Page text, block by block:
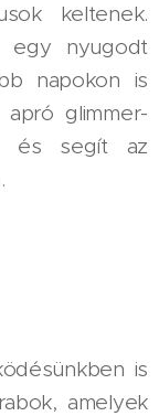
keltenek.
egy nyugodt
napokon is
glimmer-
és segít az
is
amelyek